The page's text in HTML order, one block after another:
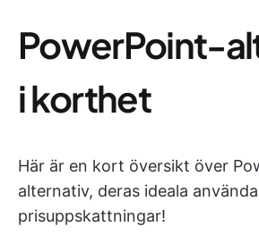
PowerPoint-
i korthet
Här är en kort översikt över
alternativ, deras ideala
prisuppskattningar!